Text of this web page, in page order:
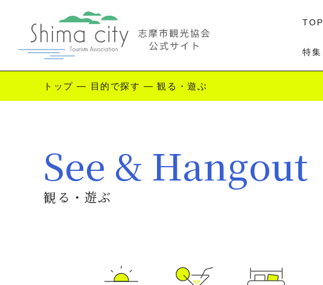
TOP
特集
Enjoy Shima
観る・遊ぶ
トップ — 目的で探す —観る・遊ぶ
See & Hangout
観る・遊ぶ